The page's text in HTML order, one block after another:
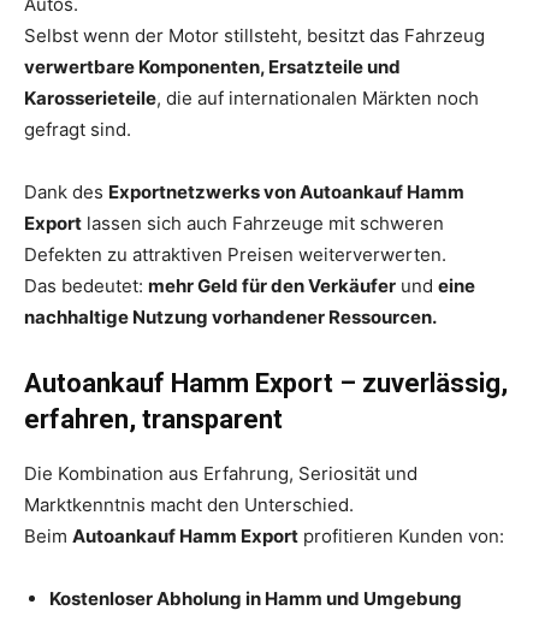
Selbst wenn der Motor stillsteht, besitzt das Fahrzeug
verwertbare Komponenten, Ersatzteile und
Karosserieteile, die auf internationalen Märkten noch
gefragt sind.
Dank des Exportnetzwerks von Autoankauf Hamm
Export lassen sich auch Fahrzeuge mit schweren
Defekten zu attraktiven Preisen weiterverwerten.
Das bedeutet: mehr Geld für den Verkäufer und eine
nachhaltige Nutzung vorhandener Ressourcen.
Autoankauf Hamm Export – zuverlässig,
erfahren, transparent
Die Kombination aus Erfahrung, Seriosität und
Marktkenntnis macht den Unterschied.
Beim Autoankauf Hamm Export profitieren Kunden von:
Kostenloser Abholung in Hamm und Umgebung